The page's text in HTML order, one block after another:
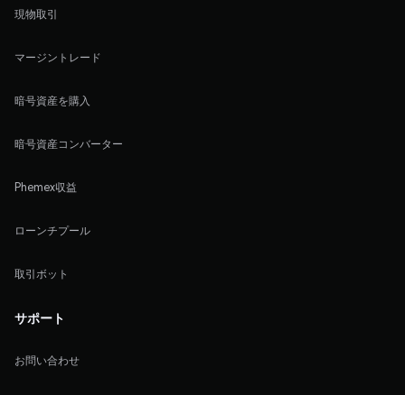
現物取引
マージントレード
暗号資産を購入
暗号資産コンバーター
Phemex収益
ローンチプール
取引ボット
サポート
お問い合わせ